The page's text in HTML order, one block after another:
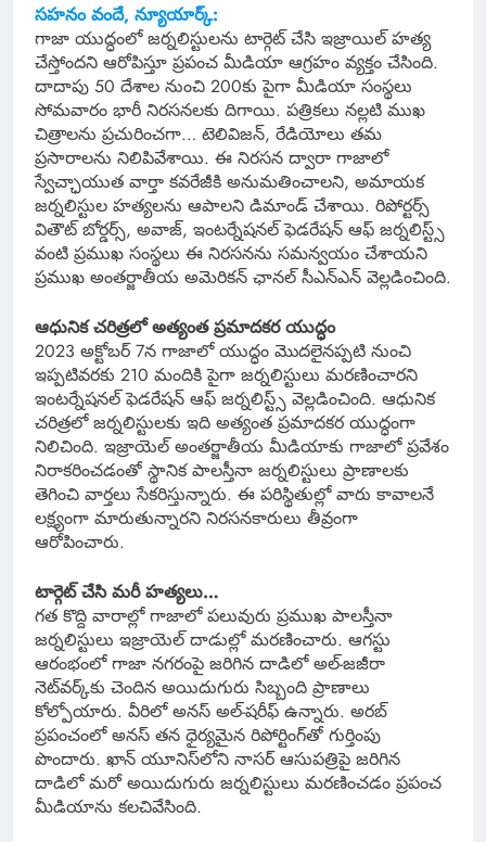
సహనం వందే, న్యూయార్క్:
గాజా యుద్ధంలో జర్నలిస్టులను టార్గెట్ చేసి ఇజ్రాయిల్ హత్య
చేస్తోందని ఆరోపిస్తూ ప్రపంచ మీడియా ఆగ్రహం వ్యక్తం చేసింది.
దాదాపు 50 దేశాల నుంచి 200కు పైగా మీడియా సంస్థలు
సోమవారం భారీ నిరసనలకు దిగాయి. పత్రికలు నల్లటి ముఖ
చిత్రాలను ప్రచురించగా… టెలివిజన్, రేడియోలు తమ
ప్రసారాలను నిలిపివేశాయి. ఈ నిరసన ద్వారా గాజాలో
స్వేచ్ఛాయుత వార్తా కవరేజీకి అనుమతించాలని, అమాయక
జర్నలిస్టుల హత్యలను ఆపాలని డిమాండ్ చేశాయి. రిపోర్టర్స్
వితౌట్ బోర్డర్స్, అవాజ్, ఇంటర్నేషనల్ ఫెడరేషన్ ఆఫ్ జర్నలిస్ట్స్
వంటి ప్రముఖ సంస్థలు ఈ నిరసనను సమన్వయం చేశాయని
ప్రముఖ అంతర్జాతీయ అమెరికన్ ఛానల్ సీఎన్ఎన్ వెల్లడించింది.
ఆధునిక చరిత్రలో అత్యంత ప్రమాదకర యుద్ధం
2023 అక్టోబర్ 7న గాజాలో యుద్ధం మొదలైనప్పటి నుంచి
ఇప్పటివరకు 210 మందికి పైగా జర్నలిస్టులు మరణించారని
ఇంటర్నేషనల్ ఫెడరేషన్ ఆఫ్ జర్నలిస్ట్స్ వెల్లడించింది. ఆధునిక
చరిత్రలో జర్నలిస్టులకు ఇది అత్యంత ప్రమాదకర యుద్ధంగా
నిలిచింది. ఇజ్రాయెల్ అంతర్జాతీయ మీడియాకు గాజాలో ప్రవేశం
నిరాకరించడంతో స్థానిక పాలస్తీనా జర్నలిస్టులు ప్రాణాలకు
తెగించి వార్తలు సేకరిస్తున్నారు. ఈ పరిస్థితుల్లో వారు కావాలనే
లక్ష్యంగా మారుతున్నారని నిరసనకారులు తీవ్రంగా
ఆరోపించారు.
టార్గెట్ చేసి మరీ హత్యలు…
గత కొద్ది వారాల్లో గాజాలో పలువురు ప్రముఖ పాలస్తీనా
జర్నలిస్టులు ఇజ్రాయెల్ దాడుల్లో మరణించారు. ఆగస్టు
ఆరంభంలో గాజా నగరంపై జరిగిన దాడిలో అల్-జజీరా
నెట్‌వర్క్‌కు చెందిన అయిదుగురు సిబ్బంది ప్రాణాలు
కోల్పోయారు. వీరిలో అనస్ అల్-షరీఫ్ ఉన్నారు. అరబ్
ప్రపంచంలో అనస్ తన ధైర్యమైన రిపోర్టింగ్‌తో గుర్తింపు
పొందారు. ఖాన్ యూనిస్‌లోని నాసర్ ఆసుపత్రిపై జరిగిన
దాడిలో మరో అయిదుగురు జర్నలిస్టులు మరణించడం ప్రపంచ
మీడియాను కలచివేసింది.